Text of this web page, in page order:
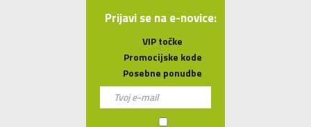
Prijavi se na e-novice:
VIP točke
Promocijske kode
Posebne ponudbe